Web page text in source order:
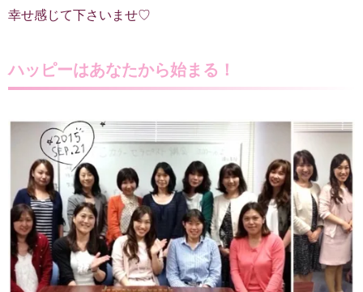
幸せ感じて下さいませ♡
ハッピーはあなたから始まる！